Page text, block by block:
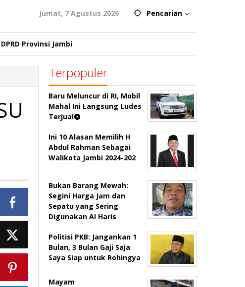
Jumat, 7 Agustus 2026 Pencarian
DPRD Provinsi Jambi
Terpopuler
Baru Meluncur di RI, Mobil
Mahal Ini Langsung Ludes
Terjual
Ini 10 Alasan Memilih H
Abdul Rahman Sebagai
Walikota Jambi 2024-202
Bukan Barang Mewah:
Segini Harga Jam dan
Sepatu yang Sering
Digunakan Al Haris
Politisi PKB: Jangankan 1
Bulan, 3 Bulan Gaji Saja
Saya Siap untuk Rohingya
Mayam